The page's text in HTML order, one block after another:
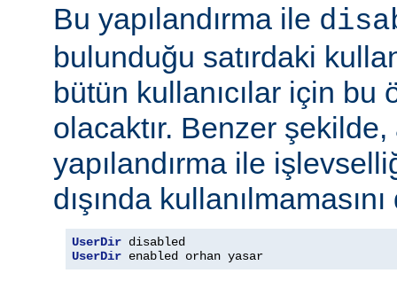
Bu yapılandırma ile
bulunduğu satırdaki
bütün kullanıcılar için bu
olacaktır. Benzer şekilde,
yapılandırma ile
dışında
UserDir
UserDir enabled orhan yasar